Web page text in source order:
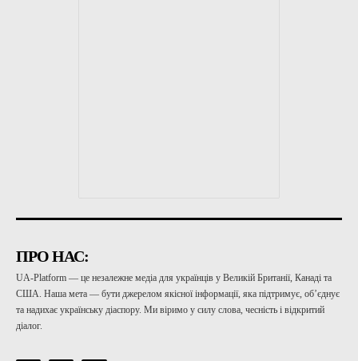
ПРО НАС:
UA-Platform — це незалежне медіа для українців у Великій Британії, Канаді та
США. Наша мета — бути джерелом якісної інформації, яка підтримує, об’єднує
та надихає українську діаспору. Ми віримо у силу слова, чесність і відкритий
діалог.